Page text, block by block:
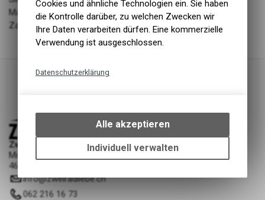
Material: Stahl
Zahlenkombination frei wählbar
Zweiradliebe GmbH
Mittelgäustrasse 53
4616 Kappel SO
info@zweiradliebe.ch
062 216 16 73
Cookies und ähnliche Technologien ein. Sie haben
die Kontrolle darüber, zu welchen Zwecken wir
Ihre Daten verarbeiten dürfen. Eine kommerzielle
Verwendung ist ausgeschlossen.
Datenschutzerklärung
bestimmte Interaktionen und
Einstellungen auf Ihrem Gerät,
um die grundlegenden
Funktionen unseres Online-
des Warenkorbs, zu
Alle akzeptieren
Individuell verwalten